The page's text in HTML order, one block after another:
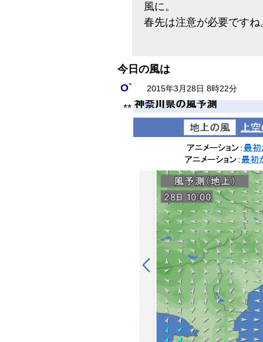
風に。
春先は注意が必要ですね
今日の風は
O`
2015年3月28日 8時22分
**